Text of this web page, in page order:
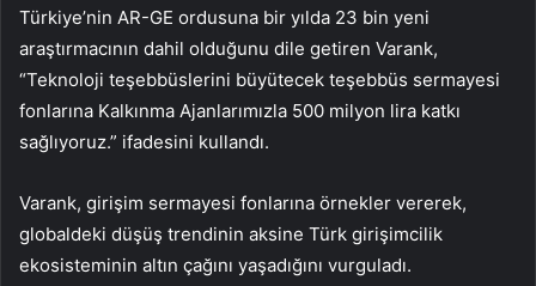
Türkiye’nin AR-GE ordusuna bir yılda 23 bin yeni
araştırmacının dahil olduğunu dile getiren Varank,
“Teknoloji teşebbüslerini büyütecek teşebbüs sermayesi
fonlarına Kalkınma Ajanlarımızla 500 milyon lira katkı
sağlıyoruz.” ifadesini kullandı.
Varank, girişim sermayesi fonlarına örnekler vererek,
globaldeki düşüş trendinin aksine Türk girişimcilik
ekosisteminin altın çağını yaşadığını vurguladı.